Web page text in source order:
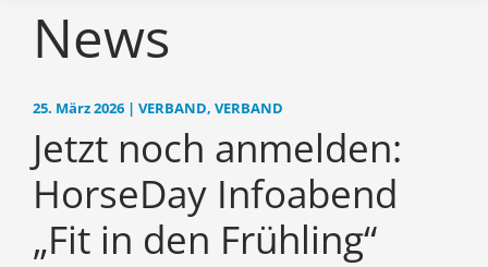
News
25. März 2026 | VERBAND, VERBAND
Jetzt noch anmelden:
HorseDay Infoabend
„Fit in den Frühling“